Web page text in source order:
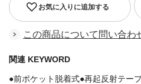
お気に入りに追加する
この商品について問い合わ
関連 KEYWORD
●前ポケット脱着式●再起反射テー